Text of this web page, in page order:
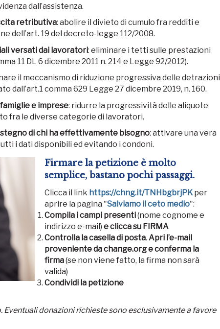
dall’assistenza.
retributiva: abolire il divieto di cumulo fra redditi e
dell’art. 19 del decreto-legge 112/2008.
versati dai lavoratori: eliminare i tetti sulle prestazioni
11 DL 6 dicembre 2011 n. 214 e Legge 92/2012).
il meccanismo di riduzione progressiva delle detrazioni
dall’art.1 comma 629 Legge 27 dicembre 2019, n. 160.
e imprese: ridurre la progressività delle aliquote
fra le diverse categorie di lavoratori.
di chi ha effettivamente bisogno: attivare una vera
i dati disponibili ed evitando i condoni.
Firmare la petizione è molto
semplice, bastano pochi passaggi.
Clicca il link https://chng.it/TNHbgbrjPK per
aprire la pagina "Salviamo il ceto medio":
Compila i campi presenti(nome cognome e
indirizzo e-mail) eclicca su FIRMA
Controlla la casella di posta. Apri l’e-mail
proveniente da change.org e conferma la
firma(se non viene fatto, la firma non sarà
valida)
Condividi la petizione
Eventuali donazioni richieste sono esclusivamente a favore